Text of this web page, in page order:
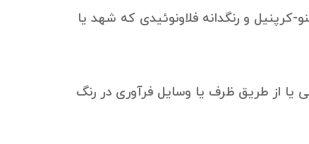
و رنگدانه فلاونوئیدی که شهد یا
یا از طریق ظرف یا وسایل فرآوری در رنگ